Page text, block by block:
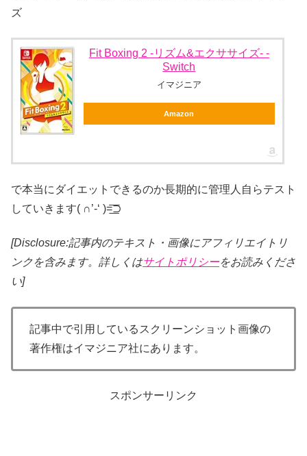
ズ
Fit Boxing 2 -リズム&エクササイズ- -
Switch
イマジニア
Amazon
で本当にダイエットできるのか長期的に管理人自らテスト
していきます( ∩’-‘ )=͟͟͞͞⊃
[Disclosure:記事内のテキスト・画像にアフィリエイトリ
ンクを含みます。詳しくはサイトポリシーをお読みくださ
い]
記事中で引用しているスクリーンショット画像の
著作権はイマジニア社にあります。
スポンサーリンク